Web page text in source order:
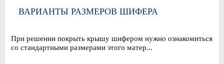
ВАРИАНТЫ РАЗМЕРОВ ШИФЕРА
При решении покрыть крышу шифером нужно ознакомиться
со стандартными размерами этого матер...